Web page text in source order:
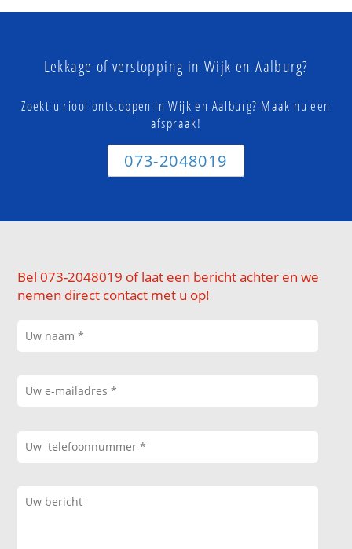
Lekkage of verstopping in Wijk en Aalburg?
Zoekt u riool ontstoppen in Wijk en Aalburg? Maak nu een
afspraak!
073-2048019
Bel 073-2048019 of laat een bericht achter en we
nemen direct contact met u op!